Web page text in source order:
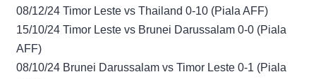
08/12/24 Timor Leste vs Thailand 0-10 (Piala AFF)
15/10/24 Timor Leste vs Brunei Darussalam 0-0 (Piala
AFF)
08/10/24 Brunei Darussalam vs Timor Leste 0-1 (Piala